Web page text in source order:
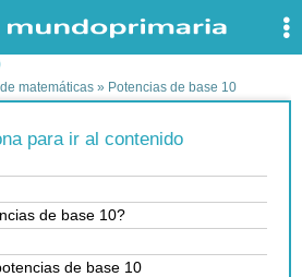
matemáticas » Potencias de base 10
para ir al contenido
de base 10?
de base 10